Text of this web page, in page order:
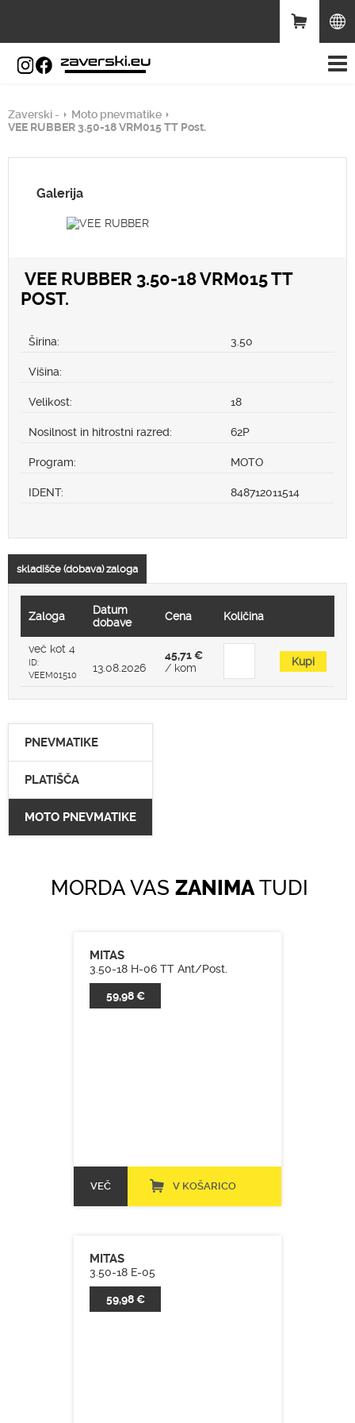
Zaverski -
Moto pnevmatike
VEE RUBBER 3.50-18 VRM015 TT Post.
Galerija
VEE RUBBER 3.50-18 VRM015 TT
POST.
Širina: 3.50
Višina:
Velikost: 18
Nosilnost in hitrostni razred: 62P
Program: MOTO
IDENT: 848712011514
skladišče (dobava) zaloga
Zaloga
Datum
dobave
Cena Količina
več kot 4
ID:
VEEM01510
13.08.2026
45,71 €
/ kom
Kupi
PNEVMATIKE
PLATIŠČA
MOTO PNEVMATIKE
MORDA VAS ZANIMATUDI
MITAS
3.50-18 H-06 TT Ant/Post.
59,98 €
VEČ V KOŠARICO
MITAS
3.50-18 E-05
59,98 €